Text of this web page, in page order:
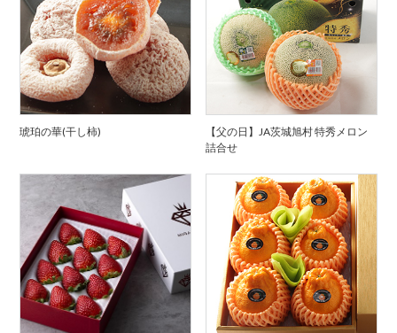
琥珀の華(干し柿)
【父の日】JA茨城旭村 特秀メロン
詰合せ